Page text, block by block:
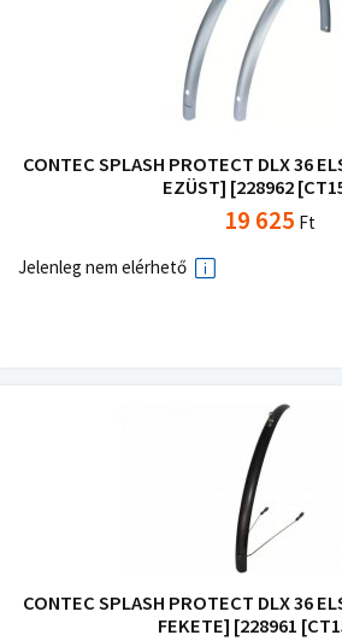
CONTEC SPLASH PROTECT DLX 36
EZÜST] [228962
19 625 Ft
Jelenleg nem elérhető
CONTEC SPLASH PROTECT DLX 36
FEKETE] [228961